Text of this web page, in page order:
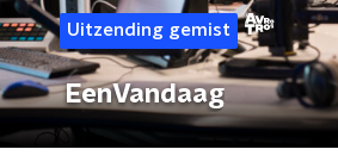
Uitzending gemist
EenVandaag